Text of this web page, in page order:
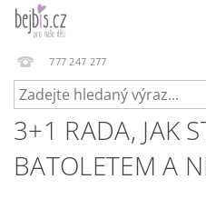
777 247 277
3+1 RADA, JAK
BATOLETEM A